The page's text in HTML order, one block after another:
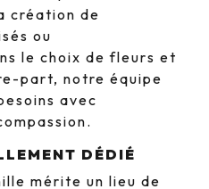
création de
ou
le choix de fleurs et
part, notre équipe
avec
DÉDIÉ
mérite un lieu de